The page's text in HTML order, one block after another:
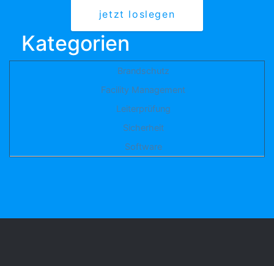
jetzt loslegen
Kategorien
Brandschutz
Facility Management
Leiterprüfung
Sicherheit
Software